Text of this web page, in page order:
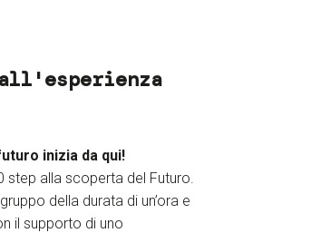
inizia da qui!
step alla scoperta del Futuro.
della durata di un’ora e
il supporto di uno